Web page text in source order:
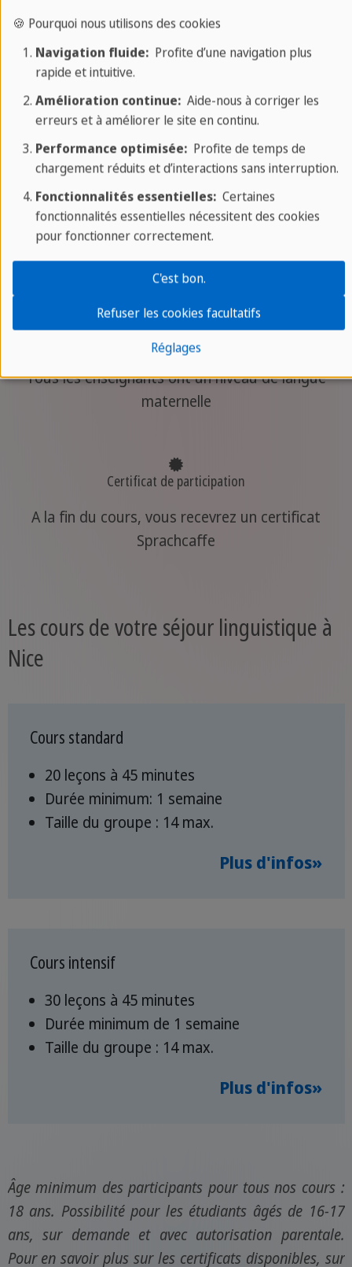
durable.
Grande variété de cours
Choix entre différents modèles de cours
Programme d'enseignement flexible
Adapté aux besoins des étudiants en langues
Des enseignants qualifiés
Tous les enseignants ont un niveau de langue
maternelle
Certificat de participation
A la fin du cours, vous recevrez un certificat
Sprachcaffe
Les cours de votre séjour linguistique à
Nice
Cours standard
20 leçons à 45 minutes
Durée minimum: 1 semaine
Taille du groupe : 14 max.
Plus d'infos»
Cours intensif
30 leçons à 45 minutes
Durée minimum de 1 semaine
Taille du groupe : 14 max.
Plus d'infos»
Âge minimum des participants pour tous nos cours :
18 ans. Possibilité pour les étudiants âgés de 16-17
ans, sur demande et avec autorisation parentale.
Pour en savoir plus sur les certificats disponibles, sur
🍪 Pourquoi nous utilisons des cookies
Navigation fluide:Profite d’une navigation plus
rapide et intuitive.
Amélioration continue:Aide-nous à corriger les
erreurs et à améliorer le site en continu.
Performance optimisée:Profite de temps de
chargement réduits et d’interactions sans interruption.
Fonctionnalités essentielles:Certaines
fonctionnalités essentielles nécessitent des cookies
pour fonctionner correctement.
Réglages
Refuser les cookies facultatifs
C'est bon.